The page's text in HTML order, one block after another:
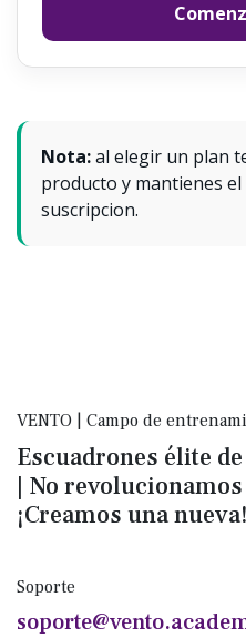
Nota:al elegir un plan
producto y mantienes
suscripcion.
VENTO | Campo de
Escuadrones élite
| No
¡Creamos una nueva!
Soporte